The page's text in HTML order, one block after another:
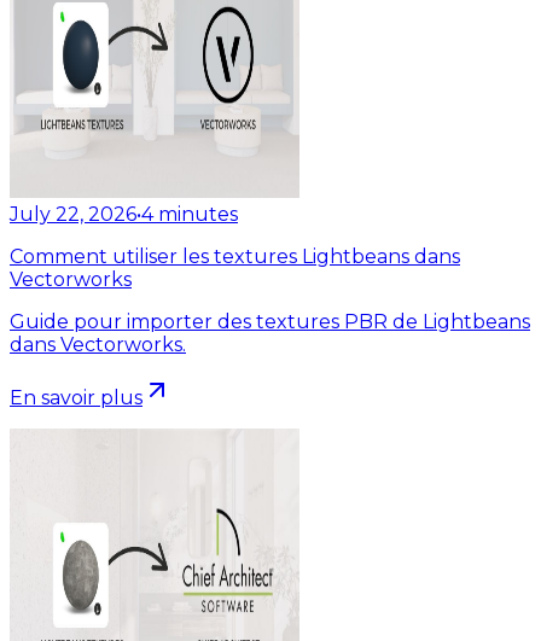
July 22, 2026•4 minutes
Comment utiliser les textures Lightbeans dans
Vectorworks
Guide pour importer des textures PBR de Lightbeans
dans Vectorworks.
En savoir plus